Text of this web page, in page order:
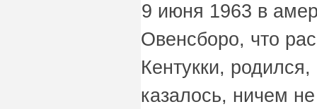
9 июня 1963 в
Овенсборо, что
Кентукки,
казалось, ничем